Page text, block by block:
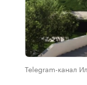
Telegram-канал